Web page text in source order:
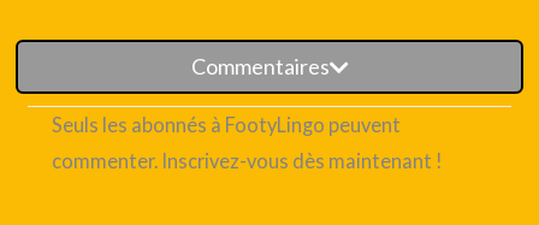
Commentaires
Seuls les abonnés à FootyLingo peuvent
commenter. Inscrivez-vous dès maintenant !